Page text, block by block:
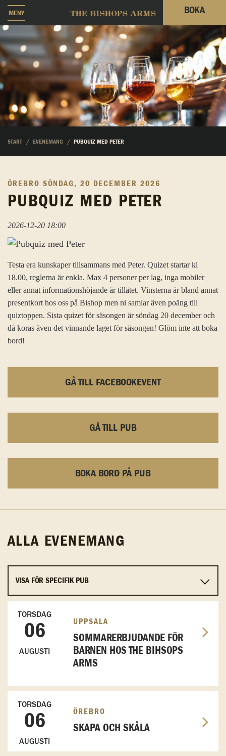
MENY BOKA
START EVENEMANG PUBQUIZ MED PETER
ÖREBRO SÖNDAG, 20 DECEMBER 2026
PUBQUIZ MED PETER
2026-12-20 18:00
Testa era kunskaper tillsammans med Peter. Quizet startar kl
18.00, reglerna är enkla. Max 4 personer per lag, inga mobiler
eller annat informationshöjande är tillåtet. Vinsterna är bland annat
presentkort hos oss på Bishop men ni samlar även poäng till
quiztoppen. Sista quizet för säsongen är söndag 20 december och
då koras även det vinnande laget för säsongen! Glöm inte att boka
bord!
GÅ TILL FACEBOOKEVENT
GÅ TILL PUB
BOKA BORD PÅ PUB
ALLA EVENEMANG
TORSDAG
06
AUGUSTI
UPPSALA
SOMMARERBJUDANDE FÖR
BARNEN HOS THE BIHSOPS
ARMS
TORSDAG
06
AUGUSTI
ÖREBRO
SKAPA OCH SKÅLA